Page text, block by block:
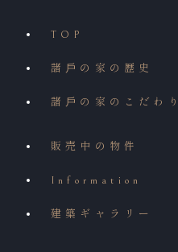
TOP
諸⼾の家の歴史
諸⼾の家のこだわり
販売中の物件
Information
建築ギャラリー